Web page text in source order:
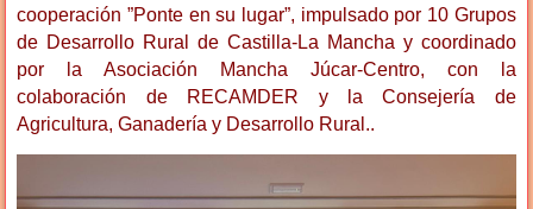
cooperación ”Ponte en su lugar”, impulsado por 10 Grupos
de Desarrollo Rural de Castilla-La Mancha y coordinado
por la Asociación Mancha Júcar-Centro, con la
colaboración de RECAMDER y la Consejería de
Agricultura, Ganadería y Desarrollo Rural..